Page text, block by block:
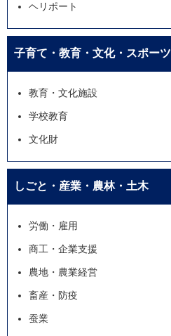
ヘリポート
子育て・教育・文化・スポーツ
教育・文化施設
学校教育
文化財
しごと・産業・農林・土木
労働・雇用
商工・企業支援
農地・農業経営
畜産・防疫
蚕業